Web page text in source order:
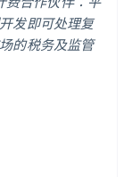
发即可处理复
的税务及监管